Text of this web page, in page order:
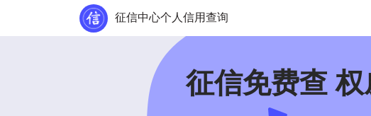
征信中心个人信用查询
征信免费查 权